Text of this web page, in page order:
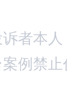
者本
例禁